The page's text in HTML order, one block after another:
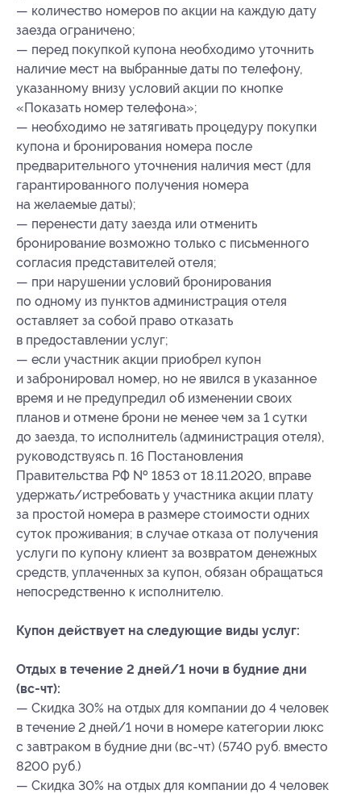
— количество номеров по акции на каждую дату
заезда ограничено;
— перед покупкой купона необходимо уточнить
наличие мест на выбранные даты по телефону,
указанному внизу условий акции по кнопке
«Показать номер телефона»;
— необходимо не затягивать процедуру покупки
купона и бронирования номера после
предварительного уточнения наличия мест (для
гарантированного получения номера
на желаемые даты);
— перенести дату заезда или отменить
бронирование возможно только с письменного
согласия представителей отеля;
— при нарушении условий бронирования
по одному из пунктов администрация отеля
оставляет за собой право отказать
в предоставлении услуг;
— если участник акции приобрел купон
и забронировал номер, но не явился в указанное
время и не предупредил об изменении своих
планов и отмене брони не менее чем за 1 сутки
до заезда, то исполнитель (администрация отеля),
руководствуясь п. 16 Постановления
Правительства РФ № 1853 от 18.11.2020, вправе
удержать/истребовать у участника акции плату
за простой номера в размере стоимости одних
суток проживания; в случае отказа от получения
услуги по купону клиент за возвратом денежных
средств, уплаченных за купон, обязан обращаться
непосредственно к исполнителю.
Купон действует на следующие виды услуг:
Отдых в течение 2 дней/1 ночи в будние дни
(вс-чт):
— Скидка 30% на отдых для компании до 4 человек
в течение 2 дней/1 ночи в номере категории люкс
с завтраком в будние дни (вс-чт) (5740 руб. вместо
8200 руб.)
— Скидка 30% на отдых для компании до 4 человек